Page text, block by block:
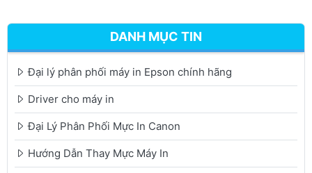
DANH MỤC TIN
Đại lý phân phối máy in Epson chính hãng
Driver cho máy in
Đại Lý Phân Phối Mực In Canon
Hướng Dẫn Thay Mực Máy In